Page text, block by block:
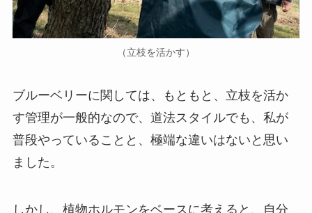
（立枝を活かす）
ブルーベリーに関しては、もともと、立枝を活か
す管理が一般的なので、道法スタイルでも、私が
普段やっていることと、極端な違いはないと思い
ました。
しかし、植物ホルモンをベースに考えると、自分